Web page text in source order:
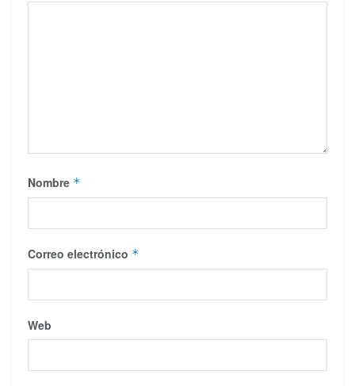
Nombre *
Correo electrónico *
Web